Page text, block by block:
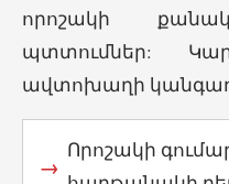
որոշակի
պտտումներ:
ավտոխաղի
Որոշակի